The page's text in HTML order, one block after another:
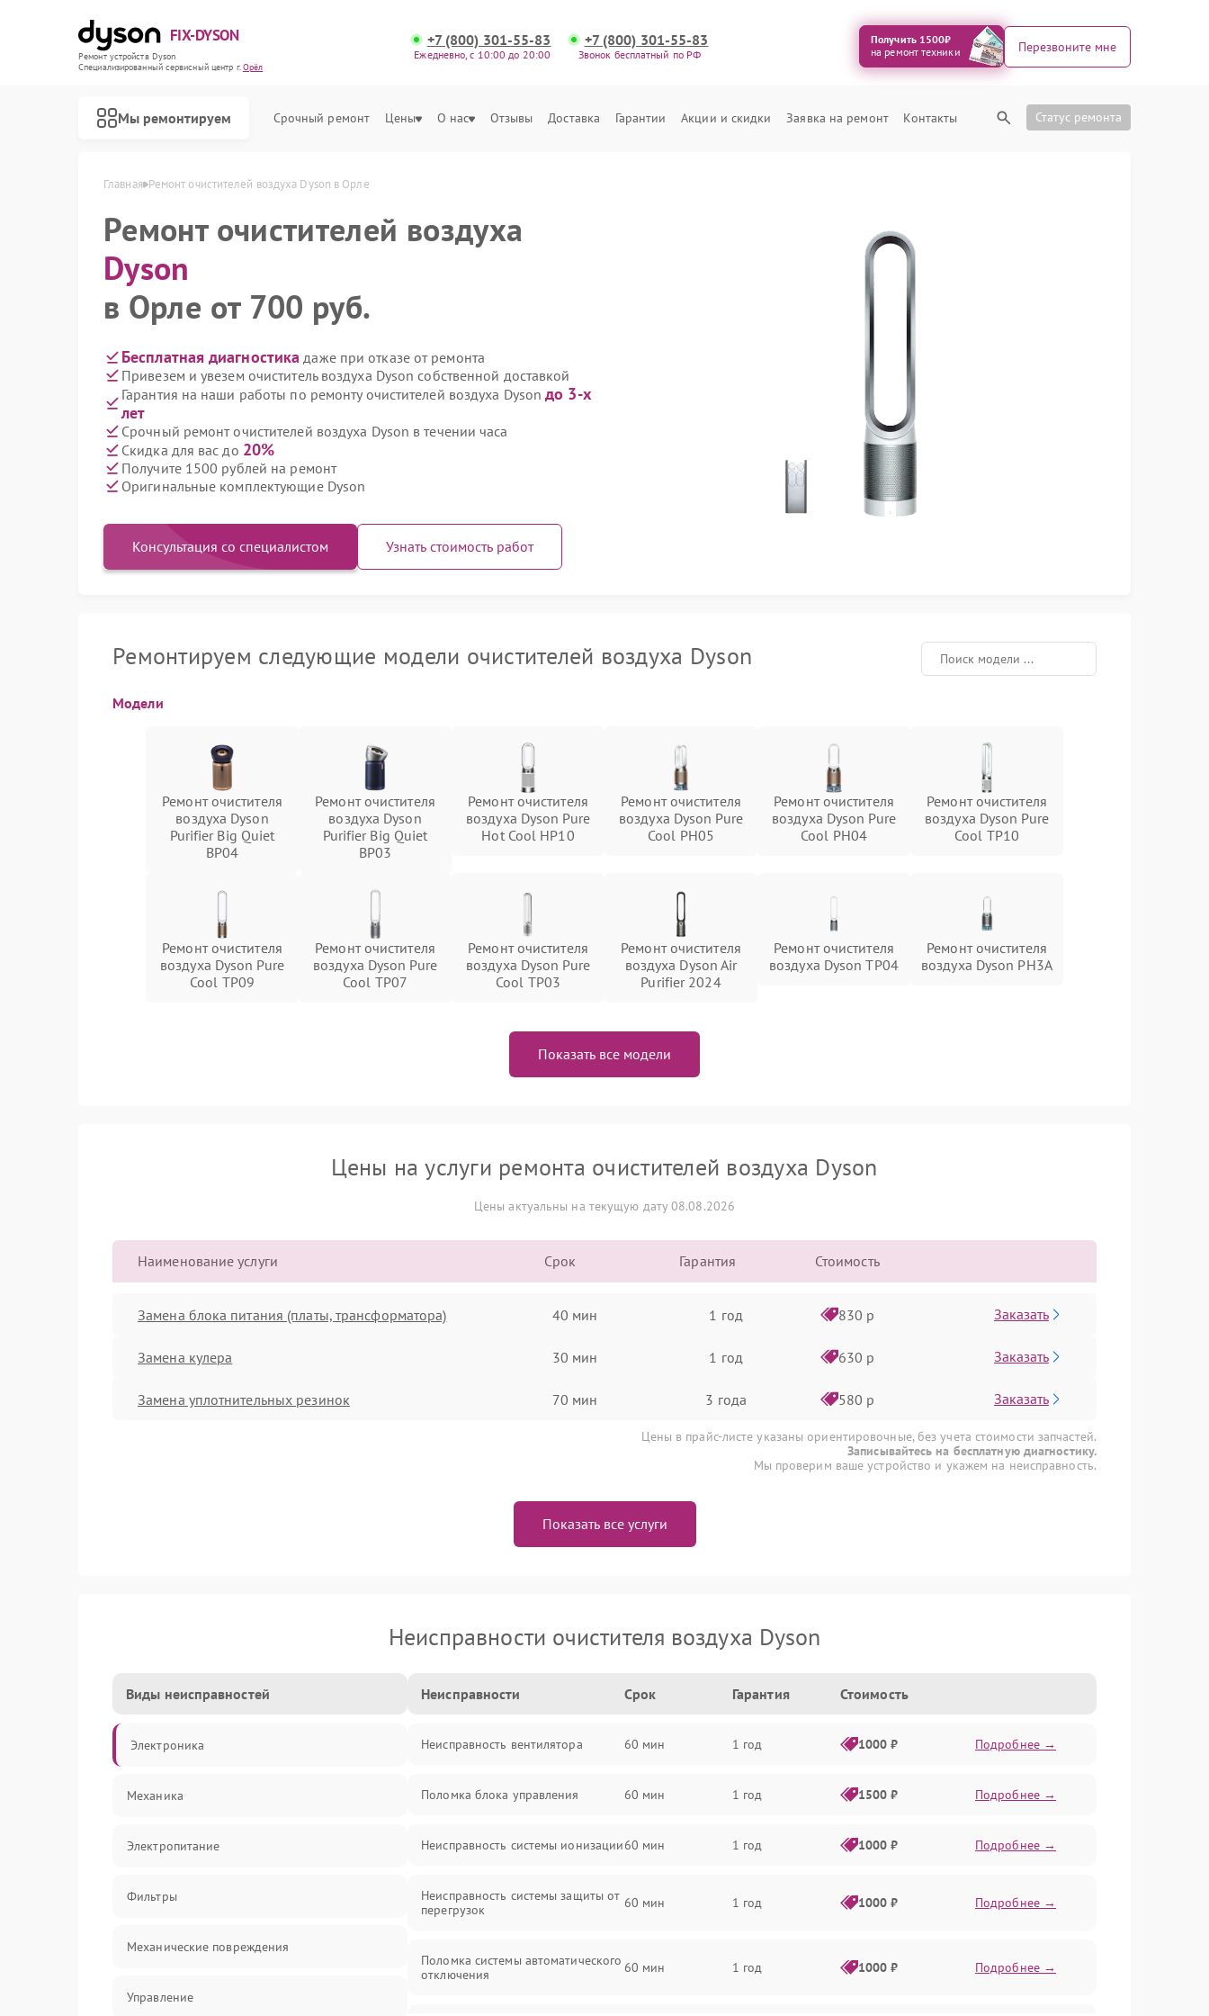
FIX-DYSON
Ремонт устройств Dyson
Специализированный cервисный центр г.Орёл
+7 (800) 301-55-83
Ежедневно, с 10:00 до 20:00
+7 (800) 301-55-83
Звонок бесплатный по РФ
Получить 1500₽
на ремонт техники
Перезвоните мне
Мы ремонтируем Срочный ремонт Цены О нас Отзывы Доставка Гарантии Акции и скидки Заявка на ремонт Контакты Статус ремонта
Главная Ремонт очистителей воздуха Dyson в Орле
Ремонт очистителей воздуха
Dyson
в Орле от 700 руб.
Бесплатная диагностика даже при отказе от ремонта
Привезем и увезем очиститель воздуха Dyson собственной доставкой
Гарантия на наши работы по ремонту очистителей воздуха Dysonдо 3-х
лет
Срочный ремонт очистителей воздуха Dyson в течении часа
Скидка для вас до 20%
Получите 1500 рублей на ремонт
Оригинальные комплектующие Dyson
Консультация со специалистом Узнать стоимость работ
Ремонтируем следующие модели очистителей воздуха Dyson
Модели
Ремонт очистителя
воздуха Dyson
Purifier Big Quiet
BP04
Ремонт очистителя
воздуха Dyson
Purifier Big Quiet
BP03
Ремонт очистителя
воздуха Dyson Pure
Hot Cool HP10
Ремонт очистителя
воздуха Dyson Pure
Cool PH05
Ремонт очистителя
воздуха Dyson Pure
Cool PH04
Ремонт очистителя
воздуха Dyson Pure
Cool TP10
Ремонт очистителя
воздуха Dyson Pure
Cool TP09
Ремонт очистителя
воздуха Dyson Pure
Cool TP07
Ремонт очистителя
воздуха Dyson Pure
Cool TP03
Ремонт очистителя
воздуха Dyson Air
Purifier 2024
Ремонт очистителя
воздуха Dyson TP04
Ремонт очистителя
воздуха Dyson PH3A
Показать все модели
Цены на услуги ремонта очистителей воздуха Dyson
Цены актуальны на текущую дату 08.08.2026
Наименование услуги Срок Гарантия Стоимость
Замена блока питания (платы, трансформатора) 40 мин 1 год 830 р Заказать
Замена кулера 30 мин 1 год 630 р Заказать
Замена уплотнительных резинок 70 мин 3 года 580 р Заказать
Цены в прайс-листе указаны ориентировочные, без учета стоимости запчастей.
Записывайтесь на бесплатную диагностику.
Мы проверим ваше устройство и укажем на неисправность.
Показать все услуги
Неисправности очистителя воздуха Dyson
Виды неисправностей
Электроника
Механика
Электропитание
Фильтры
Механические повреждения
Управление
Неисправности Срок Гарантия Стоимость
Неисправность вентилятора 60 мин 1 год 1000 ₽ Подробнее →
Поломка блока управления 60 мин 1 год 1500 ₽ Подробнее →
Неисправность системы ионизации60 мин 1 год 1000 ₽ Подробнее →
Неисправность системы защиты от
перегрузок
60 мин 1 год 1000 ₽ Подробнее →
Поломка системы автоматического
отключения
60 мин 1 год 1000 ₽ Подробнее →